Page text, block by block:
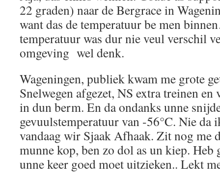
22 graden) naar de Bergrace in
want das de temperatuur be men
temperatuur was dur nie veul verschil
omgeving wel denk.
Wageningen, publiek kwam me grote
Snelwegen afgezet, NS extra treinen en
in dun berm. En da ondanks unne
gevuulstemperatuur van -56°C. Nie da
vandaag wir Sjaak Afhaak. Zit nog me
munne kop, ben zo dol as un kiep. Heb
unne keer goed moet uitzieken.. Lekt